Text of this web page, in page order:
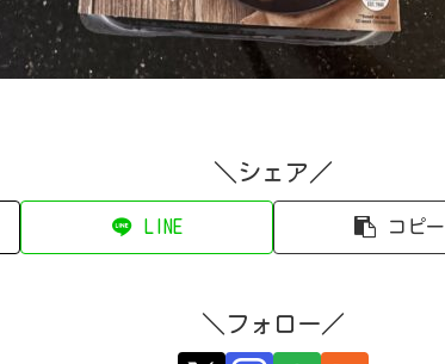
＼シェア／
LINE コピー
＼フォロー／